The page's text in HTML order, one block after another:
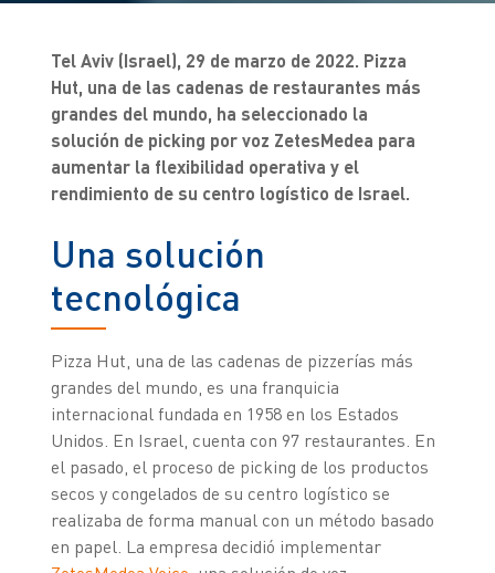
Tel Aviv (Israel), 29 de marzo de 2022. Pizza
Hut, una de las cadenas de restaurantes más
grandes del mundo, ha seleccionado la
solución de picking por voz ZetesMedea para
aumentar la flexibilidad operativa y el
rendimiento de su centro logístico de Israel.
Una solución
tecnológica
Pizza Hut, una de las cadenas de pizzerías más
grandes del mundo, es una franquicia
internacional fundada en 1958 en los Estados
Unidos. En Israel, cuenta con 97 restaurantes. En
el pasado, el proceso de picking de los productos
secos y congelados de su centro logístico se
realizaba de forma manual con un método basado
en papel. La empresa decidió implementar